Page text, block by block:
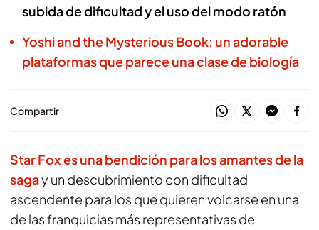
subida de dificultad y el uso del modo ratón
Yoshi and the Mysterious Book: un adorable
plataformas que parece una clase de biología
Compartir
Star Fox es una bendición para los amantes de la
sagay un descubrimiento con dificultad
ascendente para los que quieren volcarse en una
de las franquicias más representativas de